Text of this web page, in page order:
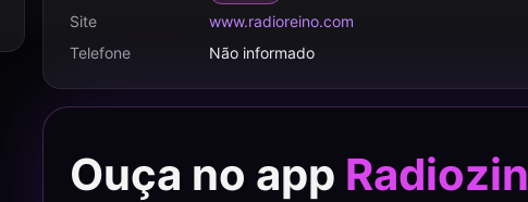
Site
www.radioreino.com
Telefone
Não informado
Ouça no app Radiozin